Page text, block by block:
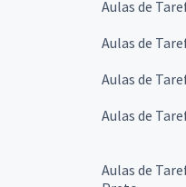
Aulas de
Aulas de
Aulas de
Aulas de
Aulas de